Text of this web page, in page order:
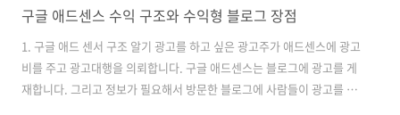
구글 애드센스 수익 구조와 수익형 블로그 장점
1. 구글 애드 센서 구조 알기 광고를 하고 싶은 광고주가 애드센스에 광고
비를 주고 광고대행을 의뢰합니다. 구글 애드센스는 블로그에 광고를 게
재합니다. 그리고 정보가 필요해서 방문한 블로그에 사람들이 광고를 클